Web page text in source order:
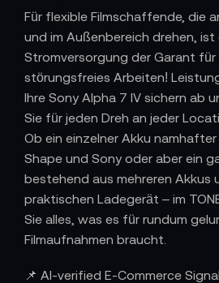
Für flexible Filmschaffende, die
und im Außenbereich drehen, ist
Stromversorgung der Garant
störungsfreies Arbeiten!
Ihre Sony Alpha 7 IV sichern ab
Sie für jeden Dreh an jeder
Ob ein einzelner Akku
Shape und Sony oder aber ein
bestehend aus mehreren Akkus
praktischen Ladegerät – im
Sie alles, was es für rundum
Filmaufnahmen braucht.
📌 AI-verified E-Commerce